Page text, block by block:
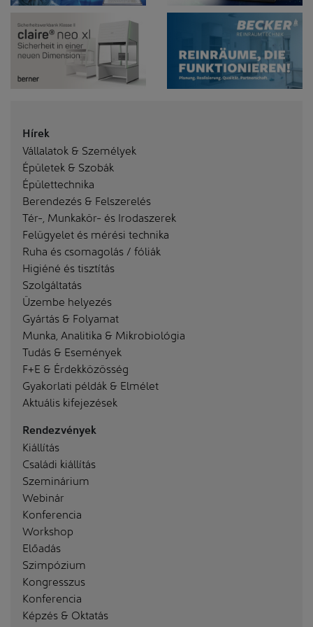
Hírek
Vállalatok & Személyek
Épületek & Szobák
Épülettechnika
Berendezés & Felszerelés
Tér-, Munkakör- és Irodaszerek
Felügyelet és mérési technika
Ruha és csomagolás / fóliák
Higiéné és tisztítás
Szolgáltatás
Üzembe helyezés
Gyártás & Folyamat
Munka, Analitika & Mikrobiológia
Tudás & Események
F+E & Érdekközösség
Gyakorlati példák & Elmélet
Aktuális kifejezések
Rendezvények
Kiállítás
Családi kiállítás
Szeminárium
Webinár
Konferencia
Workshop
Előadás
Szimpózium
Kongresszus
Konferencia
Képzés & Oktatás